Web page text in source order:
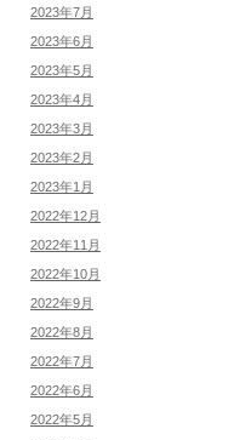
2023年7月
2023年6月
2023年5月
2023年4月
2023年3月
2023年2月
2023年1月
2022年12月
2022年11月
2022年10月
2022年9月
2022年8月
2022年7月
2022年6月
2022年5月